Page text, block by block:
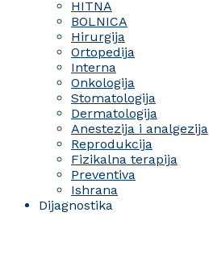
HITNA
BOLNICA
Hirurgija
Ortopedija
Interna
Onkologija
Stomatologija
Dermatologija
Anestezija i analgezija
Reprodukcija
Fizikalna terapija
Preventiva
Ishrana
Dijagnostika